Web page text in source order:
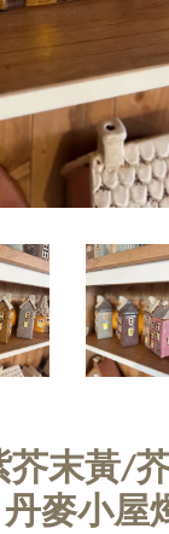
芥末黃/
麥小屋